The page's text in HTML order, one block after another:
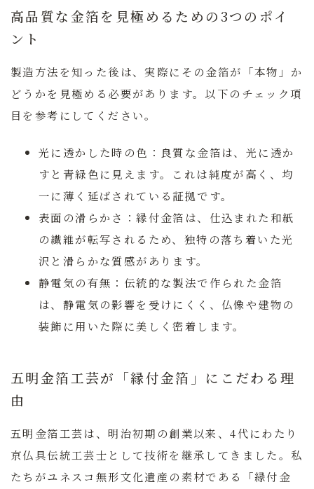
高品質な金箔を見極めるための3つのポイ
ント
製造方法を知った後は、実際にその金箔が「本物」か
どうかを見極める必要があります。以下のチェック項
目を参考にしてください。
光に透かした時の色： 良質な金箔は、光に透か
すと青緑色に見えます。これは純度が高く、均
一に薄く延ばされている証拠です。
表面の滑らかさ：縁付金箔は、仕込まれた和紙
の繊維が転写されるため、独特の落ち着いた光
沢と滑らかな質感があります。
静電気の有無： 伝統的な製法で作られた金箔
は、静電気の影響を受けにくく、仏像や建物の
装飾に用いた際に美しく密着します。
五明金箔工芸が「縁付金箔」にこだわる理
由
五明金箔工芸は、明治初期の創業以来、4代にわたり
京仏具伝統工芸士として技術を継承してきました。私
たちがユネスコ無形文化遺産の素材である「縁付金